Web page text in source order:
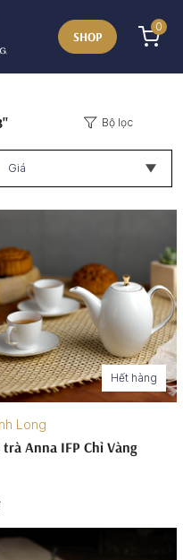
SHOP
0
Bộ lọc
Giá
Hết hàng
Long
trà Anna IFP Chỉ Vàng